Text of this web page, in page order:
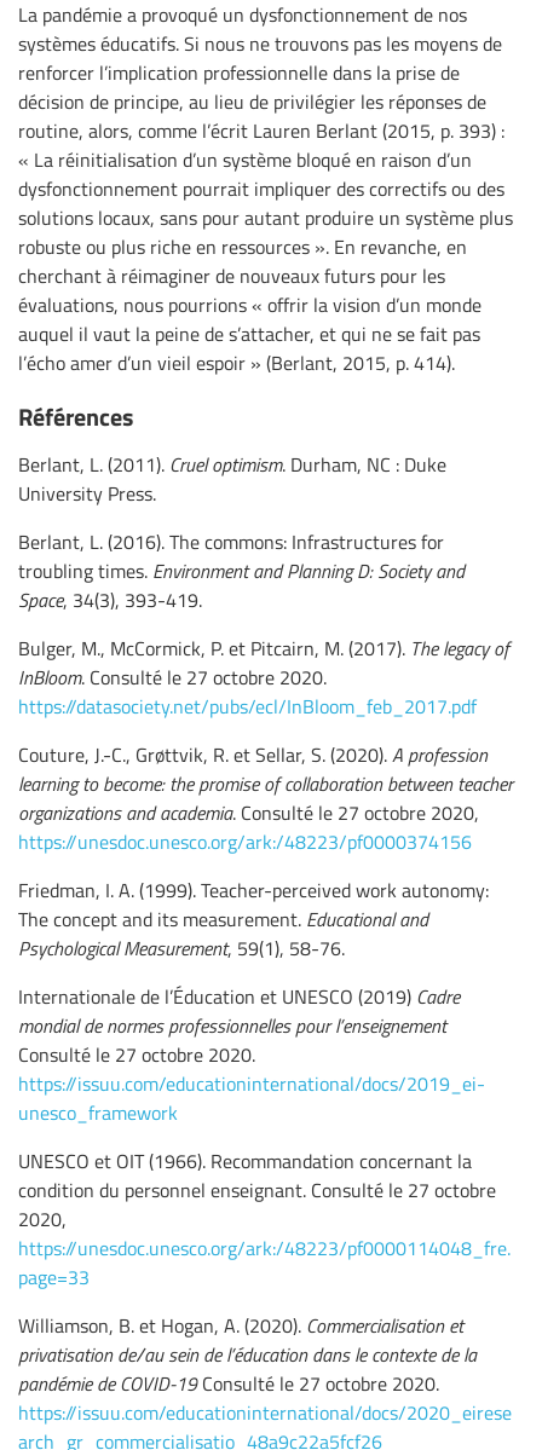
La pandémie a provoqué un dysfonctionnement de nos
systèmes éducatifs. Si nous ne trouvons pas les moyens de
renforcer l’implication professionnelle dans la prise de
décision de principe, au lieu de privilégier les réponses de
routine, alors, comme l’écrit Lauren Berlant (2015, p. 393) :
« La réinitialisation d’un système bloqué en raison d’un
dysfonctionnement pourrait impliquer des correctifs ou des
solutions locaux, sans pour autant produire un système plus
robuste ou plus riche en ressources ». En revanche, en
cherchant à réimaginer de nouveaux futurs pour les
évaluations, nous pourrions « offrir la vision d’un monde
auquel il vaut la peine de s’attacher, et qui ne se fait pas
l’écho amer d’un vieil espoir » (Berlant, 2015, p. 414).
Références
Berlant, L. (2011). Cruel optimism. Durham, NC : Duke
University Press.
Berlant, L. (2016). The commons: Infrastructures for
troubling times. Environment and Planning D: Society and
Space, 34(3), 393-419.
Bulger, M., McCormick, P. et Pitcairn, M. (2017). The legacy of
InBloom. Consulté le 27 octobre 2020.
https://datasociety.net/pubs/ecl/InBloom_feb_2017.pdf
Couture, J.-C., Grøttvik, R. et Sellar, S. (2020).A profession
learning to become: the promise of collaboration between teacher
organizations and academia. Consulté le 27 octobre 2020,
https://unesdoc.unesco.org/ark:/48223/pf0000374156
Friedman, I. A. (1999). Teacher-perceived work autonomy:
The concept and its measurement. Educational and
Psychological Measurement, 59(1), 58-76.
Internationale de l’Éducation et UNESCO (2019) Cadre
mondial de normes professionnelles pour l’enseignement
Consulté le 27 octobre 2020.
https://issuu.com/educationinternational/docs/2019_ei-
unesco_framework
UNESCO et OIT (1966). Recommandation concernant la
condition du personnel enseignant. Consulté le 27 octobre
2020,
https://unesdoc.unesco.org/ark:/48223/pf0000114048_fre.
page=33
Williamson, B. et Hogan, A. (2020). Commercialisation et
privatisation de/au sein de l’éducation dans le contexte de la
pandémie de COVID-19Consulté le 27 octobre 2020.
https://issuu.com/educationinternational/docs/2020_eirese
arch_gr_commercialisatio_48a9c22a5fcf26